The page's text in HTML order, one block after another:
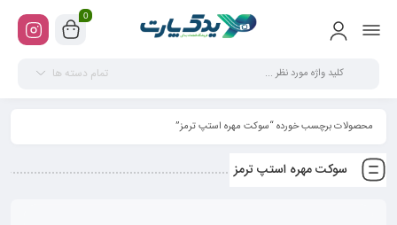
0
تمام دسته ها
محصولات برچسب خورده “سوکت مهره استپ ترمز”
سوکت مهره استپ ترمز